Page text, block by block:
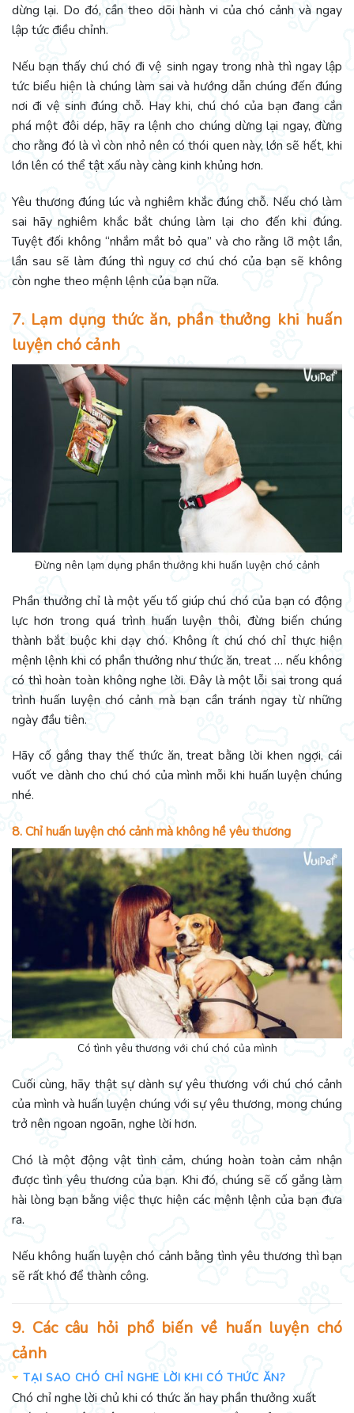
dừng lại. Do đó, cần theo dõi hành vi của chó cảnh và ngay
lập tức điều chỉnh.
Nếu bạn thấy chú chó đi vệ sinh ngay trong nhà thì ngay lập
tức biểu hiện là chúng làm sai và hướng dẫn chúng đến đúng
nơi đi vệ sinh đúng chỗ. Hay khi, chú chó của bạn đang cắn
phá một đôi dép, hãy ra lệnh cho chúng dừng lại ngay, đừng
cho rằng đó là vì còn nhỏ nên có thói quen này, lớn sẽ hết, khi
lớn lên có thể tật xấu này càng kinh khủng hơn.
Yêu thương đúng lúc và nghiêm khắc đúng chỗ. Nếu chó làm
sai hãy nghiêm khắc bắt chúng làm lại cho đến khi đúng.
Tuyệt đối không “nhắm mắt bỏ qua” và cho rằng lỡ một lần,
lần sau sẽ làm đúng thì nguy cơ chú chó của bạn sẽ không
còn nghe theo mệnh lệnh của bạn nữa.
7. Lạm dụng thức ăn, phần thưởng khi huấn
luyện chó cảnh
Đừng nên lạm dụng phần thưởng khi huấn luyện chó cảnh
Phần thưởng chỉ là một yếu tố giúp chú chó của bạn có động
lực hơn trong quá trình huấn luyện thôi, đừng biến chúng
thành bắt buộc khi dạy chó. Không ít chú chó chỉ thực hiện
mệnh lệnh khi có phần thưởng như thức ăn, treat … nếu không
có thì hoàn toàn không nghe lời. Đây là một lỗi sai trong quá
trình huấn luyện chó cảnh mà bạn cần tránh ngay từ những
ngày đầu tiên.
Hãy cố gắng thay thế thức ăn, treat bằng lời khen ngợi, cái
vuốt ve dành cho chú chó của mình mỗi khi huấn luyện chúng
nhé.
8. Chỉ huấn luyện chó cảnh mà không hề yêu thương
Có tình yêu thương với chú chó của mình
Cuối cùng, hãy thật sự dành sự yêu thương với chú chó cảnh
của mình và huấn luyện chúng với sự yêu thương, mong chúng
trở nên ngoan ngoãn, nghe lời hơn.
Chó là một động vật tình cảm, chúng hoàn toàn cảm nhận
được tình yêu thương của bạn. Khi đó, chúng sẽ cố gắng làm
hài lòng bạn bằng việc thực hiện các mệnh lệnh của bạn đưa
ra.
Nếu không huấn luyện chó cảnh bằng tình yêu thương thì bạn
sẽ rất khó để thành công.
9. Các câu hỏi phổ biến về huấn luyện chó
cảnh
TẠI SAO CHÓ CHỈ NGHE LỜI KHI CÓ THỨC ĂN?
Chó chỉ nghe lời chủ khi có thức ăn hay phần thưởng xuất